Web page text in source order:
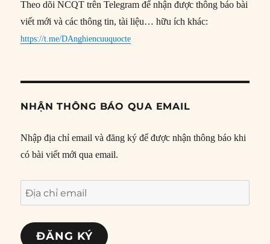
Theo dõi NCQT trên Telegram để nhận được thông báo bài
viết mới và các thông tin, tài liệu… hữu ích khác:
https://t.me/DAnghiencuuquocte
NHẬN THÔNG BÁO QUA EMAIL
Nhập địa chỉ email và đăng ký để được nhận thông báo khi
có bài viết mới qua email.
Địa
chỉ
email
ĐĂNG KÝ